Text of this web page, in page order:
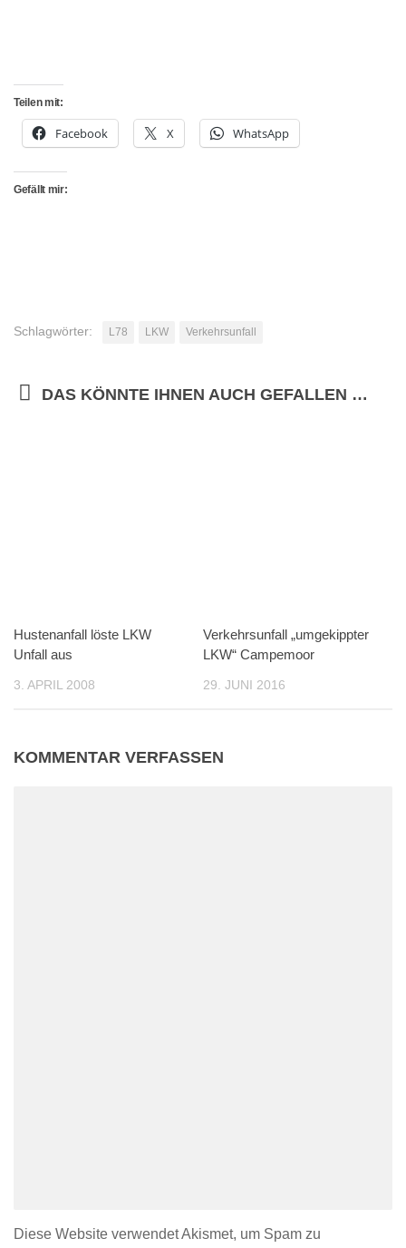
Teilen mit:
Facebook X WhatsApp
Gefällt mir:
Schlagwörter: L78 LKW Verkehrsunfall
DAS KÖNNTE IHNEN AUCH GEFALLEN …
Hustenanfall löste LKW
Unfall aus
3. APRIL 2008
Verkehrsunfall „umgekippter
LKW“ Campemoor
29. JUNI 2016
KOMMENTAR VERFASSEN
Diese Website verwendet Akismet, um Spam zu